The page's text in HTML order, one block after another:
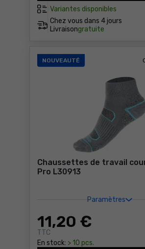
Variantes disponibles
Chez vous dans 4 jours
Livraisongratuite
NOUVEAUTÉ
Chaussettes de travail
Pro L30913
Paramètres
11,20 €
TTC
En stock: > 10 pcs.